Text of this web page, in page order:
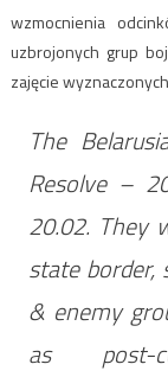
wzmocnienia
uzbrojonych grup
zajęcie
The
Resolve –
20.02. They
state border,
& enemy
as post-